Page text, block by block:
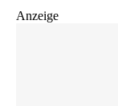
Anzeige